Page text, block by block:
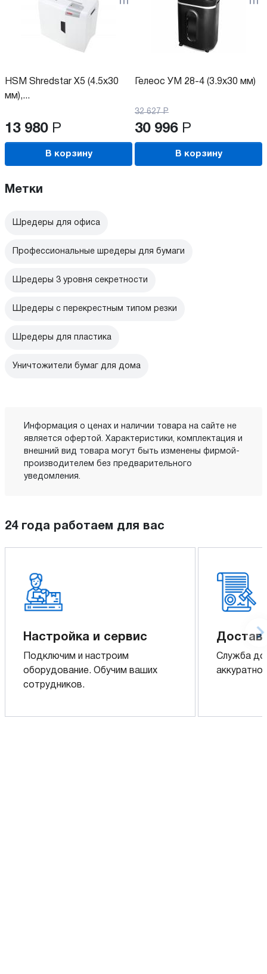
HSM Shredstar X5 (4.5x30
мм),...
13 980 Р
В корзину
Гелеос УМ 28-4 (3.9x30 мм)
32 627 Р
30 996 Р
В корзину
Метки
Шредеры для офиса
Профессиональные шредеры для бумаги
Шредеры 3 уровня секретности
Шредеры с перекрестным типом резки
Шредеры для пластика
Уничтожители бумаг для дома
Информация о ценах и наличии товара на сайте не
является офертой. Характеристики, комплектация и
внешний вид товара могут быть изменены фирмой-
производителем без предварительного
уведомления.
24 года работаем для вас
Настройка и сервис
Подключим и настроим
оборудование. Обучим ваших
сотрудников.
Служба
аккуратно